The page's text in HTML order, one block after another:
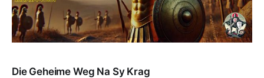
Die Geheime Weg Na Sy Krag